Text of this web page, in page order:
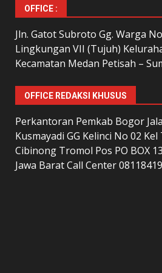
OFFICE :
Jln. Gatot Subroto Gg. Warga
Lingkungan VII (Tujuh)
Kecamatan Medan Petisah –
OFFICE REDAKSI KHUSUS
Perkantoran Pemkab Bogor
Kusmayadi GG Kelinci No 02
Cibinong Tromol Pos PO BOX
Jawa Barat Call Center